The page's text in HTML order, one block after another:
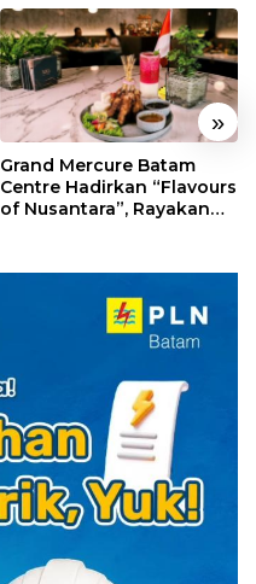
»
Grand Mercure Batam
Centre Hadirkan “Flavours
of Nusantara”, Rayakan